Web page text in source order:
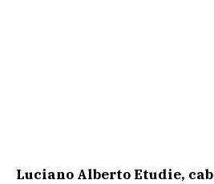
Luciano Alberto Etudie,